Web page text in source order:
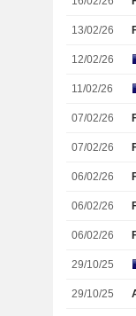
13/02/26
12/02/26
11/02/26
07/02/26
07/02/26
06/02/26
06/02/26
06/02/26
29/10/25
29/10/25